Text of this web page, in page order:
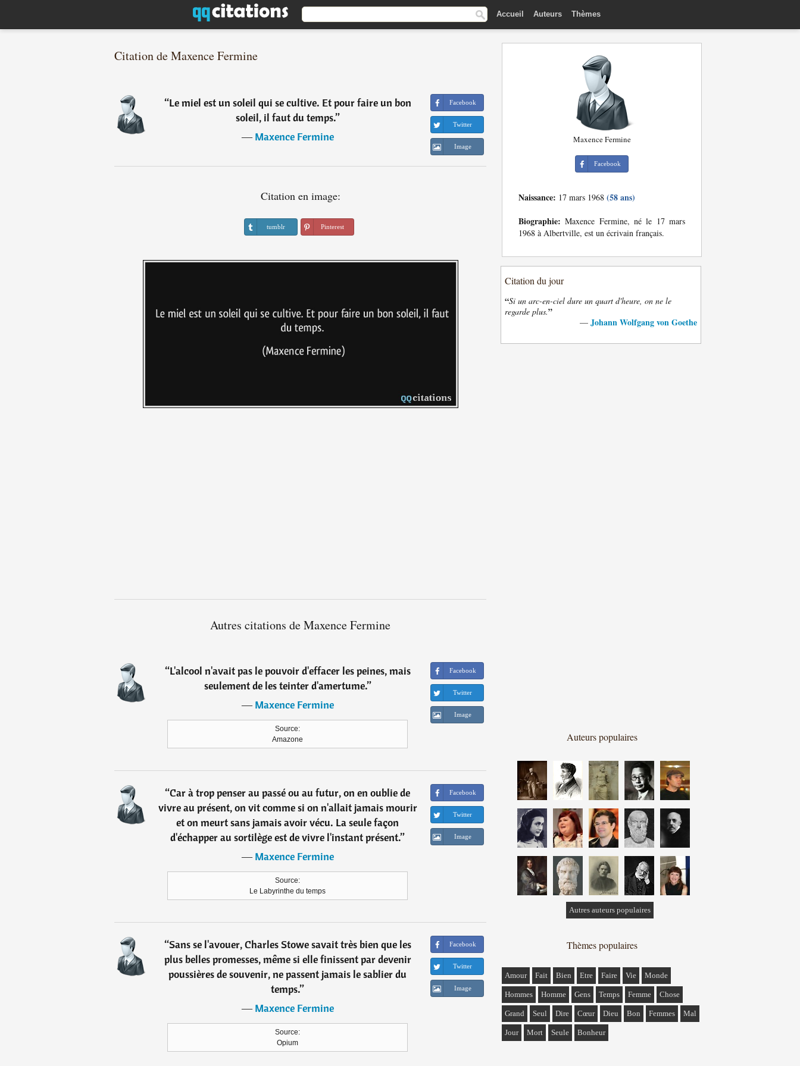
Accueil Auteurs Thèmes
Citation de Maxence Fermine
“Le miel est un soleil qui se cultive. Et pour faire un bon
soleil, il faut du temps.”
―Maxence Fermine
Facebook
Twitter
Image
Citation en image:
tumblr Pinterest
Autres citations de Maxence Fermine
“L'alcool n'avait pas le pouvoir d'effacer les peines, mais
seulement de les teinter d'amertume.”
―Maxence Fermine
Source:
Amazone
Facebook
Twitter
Image
“Car à trop penser au passé ou au futur, on en oublie de
vivre au présent, on vit comme si on n'allait jamais mourir
et on meurt sans jamais avoir vécu. La seule façon
d'échapper au sortilège est de vivre l'instant présent.”
―Maxence Fermine
Source:
Le Labyrinthe du temps
Facebook
Twitter
Image
“Sans se l'avouer, Charles Stowe savait très bien que les
plus belles promesses, même si elle finissent par devenir
poussières de souvenir, ne passent jamais le sablier du
temps.”
―Maxence Fermine
Source:
Opium
Facebook
Twitter
Image
Maxence Fermine
Facebook
Naissance: 17 mars 1968 (58 ans)
Biographie: Maxence Fermine, né le 17 mars
1968 à Albertville, est un écrivain français.
Citation du jour
“Si un arc-en-ciel dure un quart d'heure, on ne le
regarde plus.”
— Johann Wolfgang von Goethe
Auteurs populaires
Autres auteurs populaires
Thèmes populaires
Amour Fait Bien Etre Faire Vie Monde
Hommes Homme Gens Temps Femme Chose
Grand Seul Dire Cœur Dieu Bon Femmes Mal
Jour Mort Seule Bonheur